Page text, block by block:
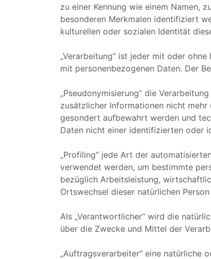
zu einer Kennung wie einem Namen,
besonderen Merkmalen identifiziert
kulturellen oder sozialen Identität
„Verarbeitung“ ist jeder mit oder
mit personenbezogenen Daten. Der
„Pseudonymisierung“ die
zusätzlicher Informationen nicht
gesondert aufbewahrt werden und
Daten nicht einer identifizierten oder
„Profiling“ jede Art der
verwendet werden, um bestimmte
bezüglich Arbeitsleistung,
Ortswechsel dieser natürlichen
Als „Verantwortlicher“ wird die
über die Zwecke und Mittel der
„Auftragsverarbeiter“ eine natürliche